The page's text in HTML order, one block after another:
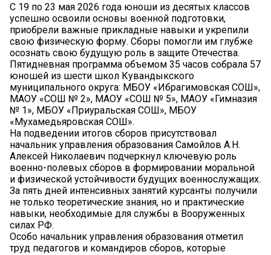
С 19 по 23 мая 2026 года юноши из десятых классов
успешно освоили основы военной подготовки,
приобрели важные прикладные навыки и укрепили
свою физическую форму. Сборы помогли им глубже
осознать свою будущую роль в защите Отечества.
Пятидневная программа объемом 35 часов собрала 57
юношей из шести школ Кувандыкского
муниципального округа: МБОУ «Ибрагимовская СОШ»,
МАОУ «СОШ № 2», МАОУ «СОШ № 5», МАОУ «Гимназия
№ 1», МБОУ «Приуральская СОШ», МБОУ
«Мухамедьяровская СОШ».
На подведении итогов сборов присутствовал
начальник управления образования Самойлов А.Н.
Алексей Николаевич подчеркнул ключевую роль
военно-полевых сборов в формировании моральной
и физической устойчивости будущих военнослужащих.
За пять дней интенсивных занятий курсанты получили
не только теоретические знания, но и практические
навыки, необходимые для службы в Вооруженных
силах РФ.
Особо начальник управления образования отметил
труд педагогов и командиров сборов, которые